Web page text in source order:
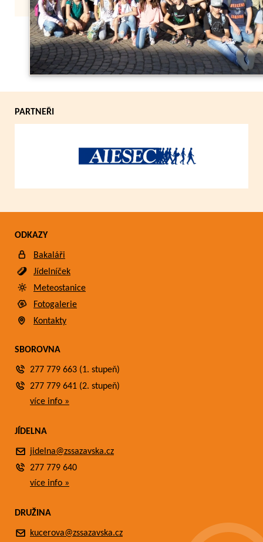
Zpět
PARTNEŘI
ODKAZY
Bakaláři
Jídelníček
Meteostanice
Fotogalerie
Kontakty
SBOROVNA
277 779 663 (1. stupeň)
277 779 641 (2. stupeň)
více info »
JÍDELNA
jidelna@zssazavska.cz
277 779 640
více info »
DRUŽINA
kucerova@zssazavska.cz